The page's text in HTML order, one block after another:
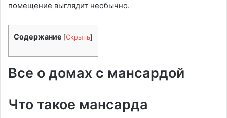
помещение выглядит необычно.
Содержание [Скрыть]
Все о домах с мансардой
Что такое мансарда